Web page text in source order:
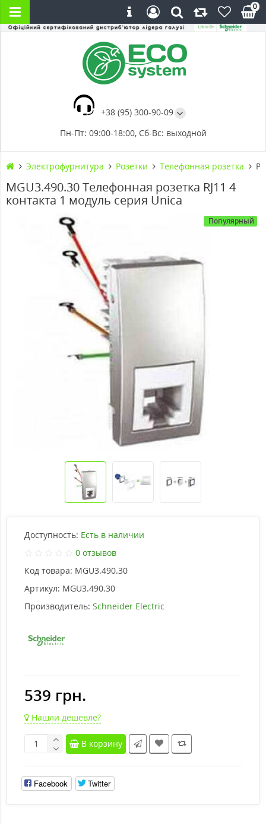
+38 (95) 300-90-09
Пн-Пт: 09:00-18:00, Сб-Вс: выходной
0
Электрофурнитура Розетки Телефонная розетка
MGU3.490.30 Телефонная розетка RJ11 4
контакта 1 модуль серия Unica
Популярный
Доступность: Есть в наличии
0 отзывов
Код товара: MGU3.490.30
Артикул: MGU3.490.30
Производитель: Schneider Electric
539 грн.
Нашли дешевле?
В корзину
Facebook Twitter